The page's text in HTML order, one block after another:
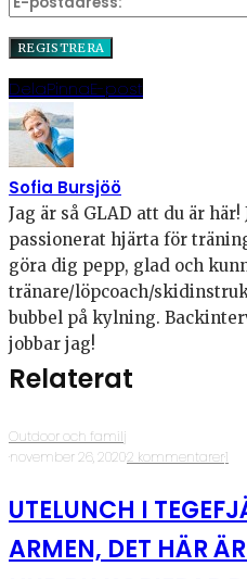
DelaPinnaE-post
Sofia Bursjöö
Jag är så GLAD att du är
passionerat hjärta för
göra dig pepp, glad och
tränare/löpcoach/
bubbel på kylning.
jobbar jag!
Relaterat
Outdoor och familj
·november 26, 2020·2 kommentarer·1
UTELUNCH I
ARMEN, DET HÄR